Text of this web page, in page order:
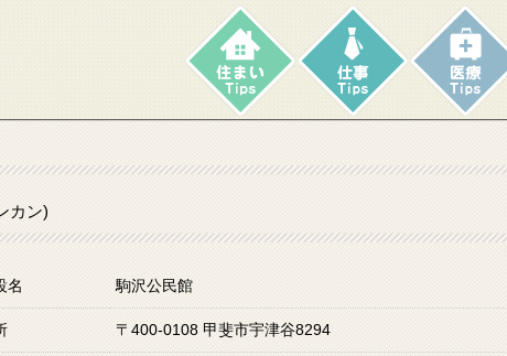
カン)
名 駒沢公民館
〒400-0108 甲斐市宇津谷8294